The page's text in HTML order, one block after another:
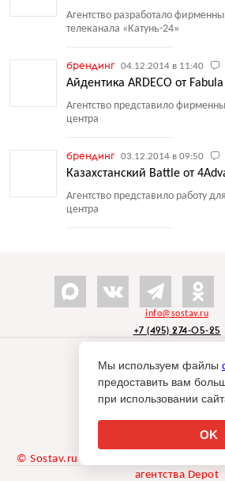
Агентство разработало
телеканала «Катунь-24»
брендинг 04.12.2014 в 11:40
Айдентика ARDECO от
Агентство представило
центра
брендинг 03.12.2014 в 09:50
Казахстанский Battle от
Агентство представило работу
центра
info@sostav.ru
+7 (495) 274-05-25
Контакты
Рекламодателям
Обратная связь
© Sostav.ru 1998-2026 Независимый
агентства Depot
Мы используем файлы
предоставить вам
при использовании
OK